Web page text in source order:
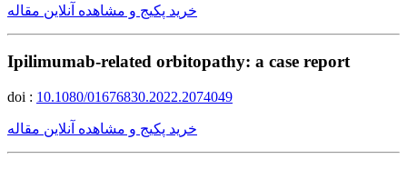
خرید پکیج و مشاهده آنلاین مقاله
Ipilimumab-related orbitopathy: a case report
doi : 10.1080/01676830.2022.2074049
خرید پکیج و مشاهده آنلاین مقاله